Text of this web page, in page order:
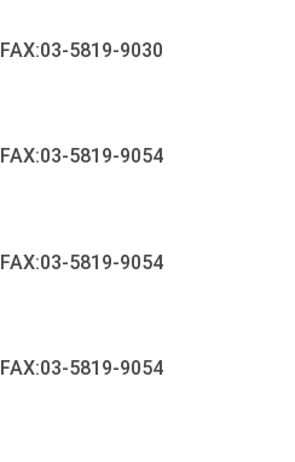
FAX:03-5819-9030
FAX:03-5819-9054
FAX:03-5819-9054
FAX:03-5819-9054